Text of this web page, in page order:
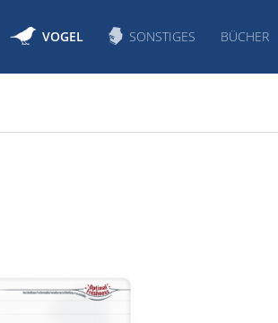
VOGEL SONSTIGES BÜCHER